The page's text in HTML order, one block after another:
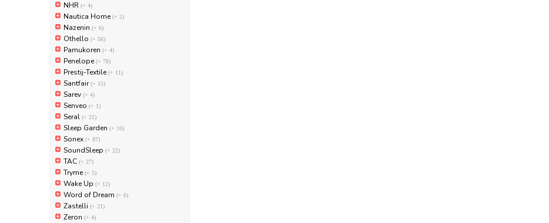
NHR (+ 4)
Nautica Home(+ 2)
Nazenin (+ 6)
Othello (+ 56)
Pamukoren (+ 4)
Penelope(+ 78)
Prestij-Textile(+ 11)
Santfair(+ 15)
Sarev (+ 4)
Senveo (+ 1)
Seral (+ 21)
Sleep Garden (+ 10)
Sonex (+ 87)
SoundSleep (+ 22)
TAC (+ 27)
Tryme(+ 5)
Wake Up (+ 12)
Word of Dream (+ 6)
Zastelli (+ 21)
Zeron (+ 4)